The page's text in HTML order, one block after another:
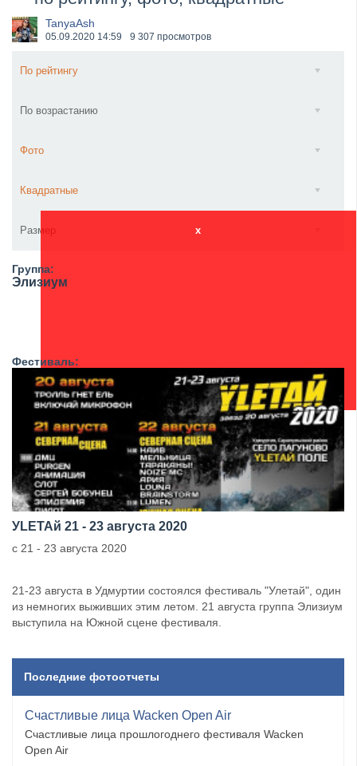
​Anthrax выпустили новый сингл и клип «Everybod...
TanyaAsh
05.09.2020 14:59 9 307 просмотров
По рейтингу
По возрастанию
Фото
Квадратные
Размер x
Группа:
Элизиум
Фестиваль:
УLETAй 21 - 23 августа 2020
с 21 - 23 августа 2020
21-23 августа в Удмуртии состоялся фестиваль "Улетай", один
из немногих выживших этим летом. 21 августа группа Элизиум
выступила на Южной сцене фестиваля.
Последние фотоотчеты
Счастливые лица Wacken Open Air
Счастливые лица прошлогоднего фестиваля Wacken
Open Air